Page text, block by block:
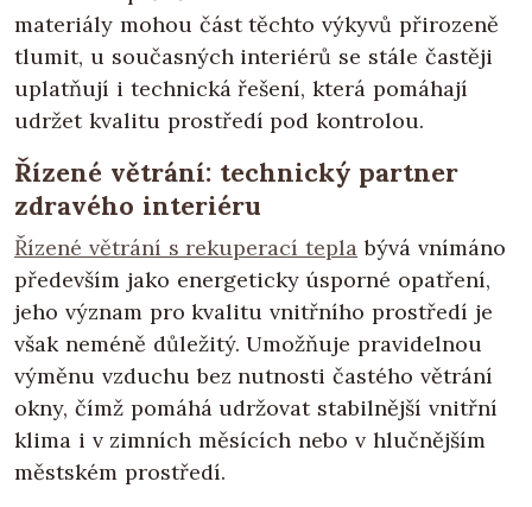
materiály mohou část těchto výkyvů přirozeně
tlumit, u současných interiérů se stále častěji
uplatňují i technická řešení, která pomáhají
udržet kvalitu prostředí pod kontrolou.
Řízené větrání: technický partner
zdravého interiéru
Řízené větrání s rekuperací tepla bývá vnímáno
především jako energeticky úsporné opatření,
jeho význam pro kvalitu vnitřního prostředí je
však neméně důležitý. Umožňuje pravidelnou
výměnu vzduchu bez nutnosti častého větrání
okny, čímž pomáhá udržovat stabilnější vnitřní
klima i v zimních měsících nebo v hlučnějším
městském prostředí.